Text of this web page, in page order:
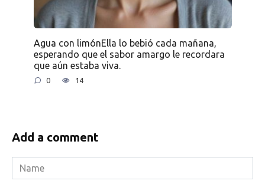
Agua con limónElla lo bebió cada mañana,
esperando que el sabor amargo le recordara
que aún estaba viva.
0 14
Add a comment
Name
*